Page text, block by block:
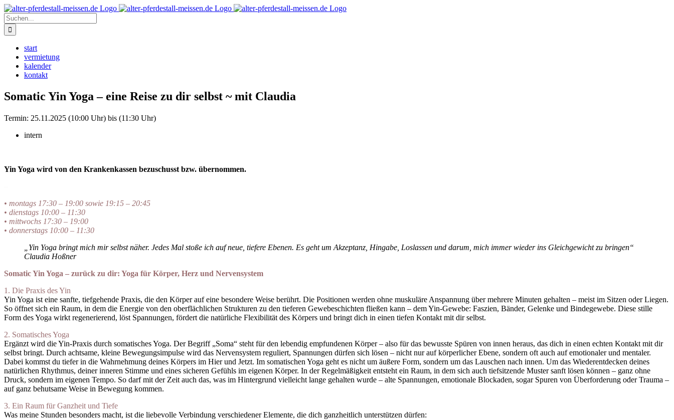
Zum
Inhalt
springen
Instagram
Suche
nach:
start
vermietung
kalender
kontakt
Somatic Yin Yoga – eine Reise zu dir selbst ~ mit Claudia
Termin: 25.11.2025 (10:00 Uhr) bis (11:30 Uhr)
intern
Yin Yoga wird von den Krankenkassen bezuschusst bzw. übernommen.
• montags 17:30 – 19:00 sowie 19:15 – 20:45
• dienstags 10:00 – 11:30
• mittwochs 17:30 – 19:00
• donnerstags 10:00 – 11:30
„Yin Yoga bringt mich mir selbst näher. Jedes Mal stoße ich auf neue, tiefere Ebenen. Es geht um Akzeptanz, Hingabe, Loslassen und darum, mich immer wieder ins Gleichgewicht zu bringen“
Claudia Hoßner
Somatic Yin Yoga – zurück zu dir: Yoga für Körper, Herz und Nervensystem
1. Die Praxis des Yin
Yin Yoga ist eine sanfte, tiefgehende Praxis, die den Körper auf eine besondere Weise berührt. Die Positionen werden ohne muskuläre Anspannung über mehrere Minuten gehalten – meist im Sitzen oder Liegen.
So öffnet sich ein Raum, in dem die Energie von den oberflächlichen Strukturen zu den tieferen Gewebeschichten fließen kann – dem Yin-Gewebe: Faszien, Bänder, Gelenke und Bindegewebe. Diese stille
Form des Yoga wirkt regenerierend, löst Spannungen, fördert die natürliche Flexibilität des Körpers und bringt dich in einen tiefen Kontakt mit dir selbst.
2. Somatisches Yoga
Ergänzt wird die Yin-Praxis durch somatisches Yoga. Der Begriff „Soma“ steht für den lebendig empfundenen Körper – also für das bewusste Spüren von innen heraus, das dich in einen echten Kontakt mit dir
selbst bringt. Durch achtsame, kleine Bewegungsimpulse wird das Nervensystem reguliert, Spannungen dürfen sich lösen – nicht nur auf körperlicher Ebene, sondern oft auch auf emotionaler und mentaler.
Dabei kommst du tiefer in die Wahrnehmung deines Körpers im Hier und Jetzt. Im somatischen Yoga geht es nicht um äußere Form, sondern um das Lauschen nach innen. Um das Wiederentdecken deines
natürlichen Rhythmus, deiner inneren Stimme und eines sicheren Gefühls im eigenen Körper. In der Regelmäßigkeit entsteht ein Raum, in dem sich auch tiefsitzende Muster sanft lösen können – ganz ohne
Druck, sondern im eigenen Tempo. So darf mit der Zeit auch das, was im Hintergrund vielleicht lange gehalten wurde – alte Spannungen, emotionale Blockaden, sogar Spuren von Überforderung oder Trauma –
auf ganz behutsame Weise in Bewegung kommen.
3. Ein Raum für Ganzheit und Tiefe
Was meine Stunden besonders macht, ist die liebevolle Verbindung verschiedener Elemente, die dich ganzheitlich unterstützen dürfen: